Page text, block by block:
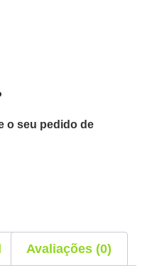
o seu pedido de
Avaliações (0)